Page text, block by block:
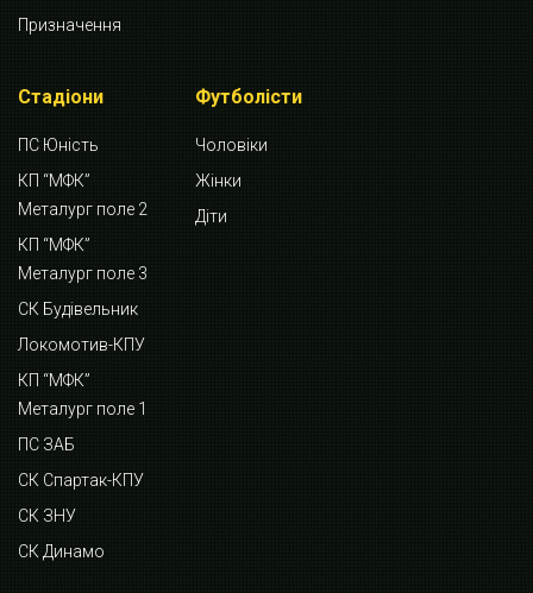
Призначення
Стадіони
ПС Юність
КП “МФК”
Металург поле 2
КП “МФК”
Металург поле 3
СК Будівельник
Локомотив-КПУ
КП “МФК”
Металург поле 1
ПС ЗАБ
СК Спартак-КПУ
СК ЗНУ
СК Динамо
Футболісти
Чоловіки
Жінки
Діти